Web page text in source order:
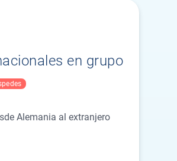
en grupo
Alemania al extranjero